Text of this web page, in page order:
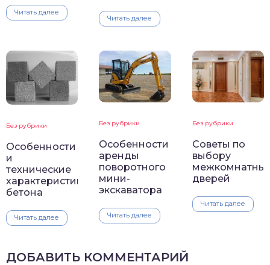
Читать далее
Читать далее
Без рубрики
Особенности
и
технические
характеристики
бетона
Читать далее
Без рубрики
Особенности
аренды
поворотного
мини-
экскаватора
Читать далее
Без рубрики
Советы по
выбору
дверей
Читать далее
ДОБАВИТЬ КОММЕНТАРИЙ